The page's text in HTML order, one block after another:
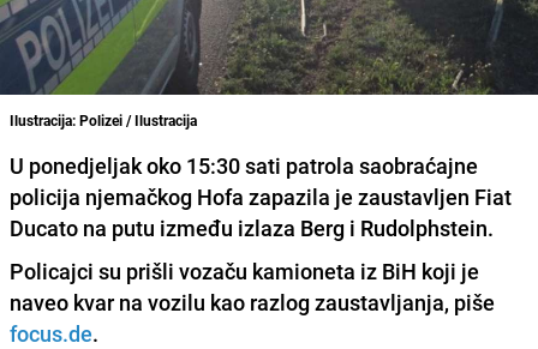
Ilustracija: Polizei / Ilustracija
U ponedjeljak oko 15:30 sati patrola saobraćajne
policija njemačkog Hofa zapazila je zaustavljen Fiat
Ducato na putu između izlaza Berg i Rudolphstein.
Policajci su prišli vozaču kamioneta iz BiH koji je
naveo kvar na vozilu kao razlog zaustavljanja, piše
focus.de.